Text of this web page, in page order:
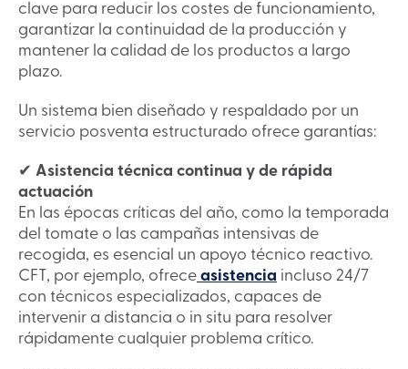
clave para reducir los costes de funcionamiento,
garantizar la continuidad de la producción y
mantener la calidad de los productos a largo
plazo.
Un sistema bien diseñado y respaldado por un
servicio posventa estructurado ofrece garantías:
✔ Asistencia técnica continua y de rápida
actuación
En las épocas críticas del año, como la temporada
del tomate o las campañas intensivas de
recogida, es esencial un apoyo técnico reactivo.
CFT, por ejemplo, ofrece asistencia incluso 24/7
con técnicos especializados, capaces de
intervenir a distancia o in situ para resolver
rápidamente cualquier problema crítico.